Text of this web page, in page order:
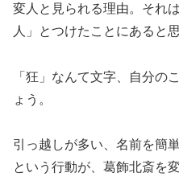
変人と見られる理由。それ
人」とつけたことにあると
「狂」なんて文字、自分の
ょう。
引っ越しが多い、名前を簡
という行動が、葛飾北斎を